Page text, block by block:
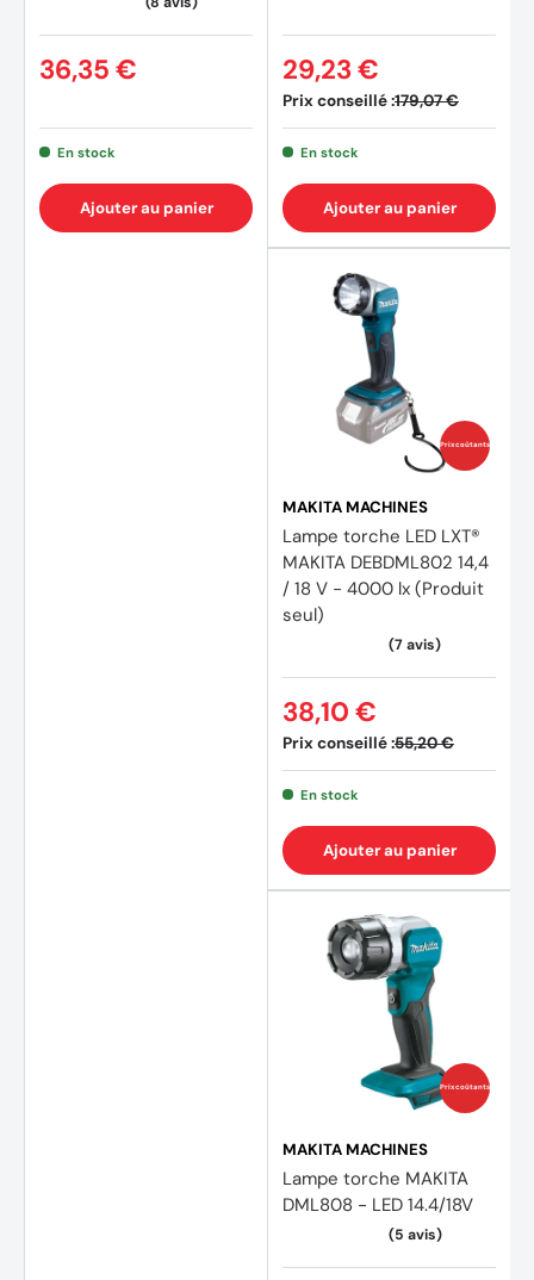
36,35 €
En stock
Ajouter au panier
Prix conseillé :179,07 €
29,23 €
En stock
Ajouter au panier
Prix coûtants
MAKITA MACHINES
Lampe torche LED LXT®
MAKITA DEBDML802 14,4
/ 18 V - 4000 lx (Produit
seul)
Prix conseillé :55,20 €
38,10 €
En stock
Ajouter au panier
Prix coûtants
MAKITA MACHINES
Lampe torche MAKITA
DML808 - LED 14.4/18V